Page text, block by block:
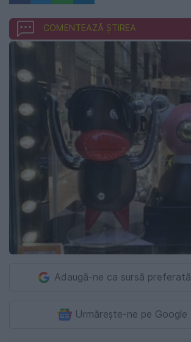
COMENTEAZĂ ȘTIREA
Adaugă-ne ca sursă
Urmărește-ne pe Google